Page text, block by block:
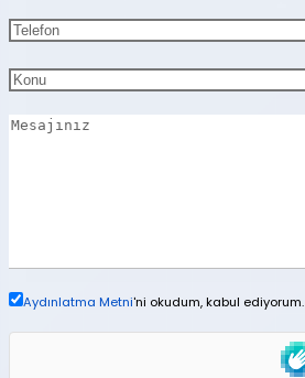
Aydınlatma Metni'ni okudum, kabul ediyorum.